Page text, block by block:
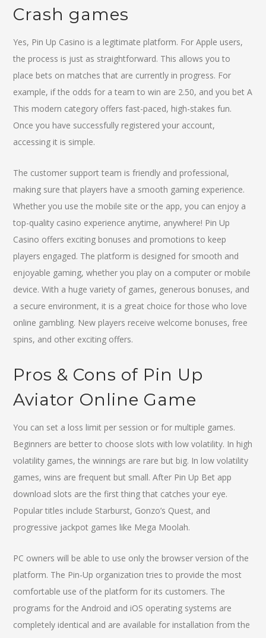
Crash games
Yes, Pin Up Casino is a legitimate platform. For Apple users,
the process is just as straightforward. This allows you to
place bets on matches that are currently in progress. For
example, if the odds for a team to win are 2.50, and you bet A
This modern category offers fast-paced, high-stakes fun.
Once you have successfully registered your account,
accessing it is simple.
The customer support team is friendly and professional,
making sure that players have a smooth gaming experience.
Whether you use the mobile site or the app, you can enjoy a
top-quality casino experience anytime, anywhere! Pin Up
Casino offers exciting bonuses and promotions to keep
players engaged. The platform is designed for smooth and
enjoyable gaming, whether you play on a computer or mobile
device. With a huge variety of games, generous bonuses, and
a secure environment, it is a great choice for those who love
online gambling. New players receive welcome bonuses, free
spins, and other exciting offers.
Pros & Cons of Pin Up
Aviator Online Game
You can set a loss limit per session or for multiple games.
Beginners are better to choose slots with low volatility. In high
volatility games, the winnings are rare but big. In low volatility
games, wins are frequent but small. After Pin Up Bet app
download slots are the first thing that catches your eye.
Popular titles include Starburst, Gonzo’s Quest, and
progressive jackpot games like Mega Moolah.
PC owners will be able to use only the browser version of the
platform. The Pin-Up organization tries to provide the most
comfortable use of the platform for its customers. The
programs for the Android and iOS operating systems are
completely identical and are available for installation from the